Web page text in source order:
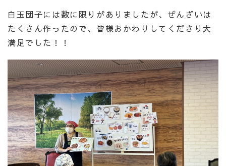
白玉団子には数に限りがありましたが、ぜんざいは
たくさん作ったので、皆様おかわりしてくださり大
満足でした！！